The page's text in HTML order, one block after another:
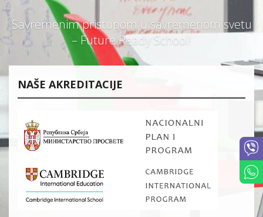
Savremenim pristupom u savremenom svetu
– Future Ready School!
NAŠE AKREDITACIJE